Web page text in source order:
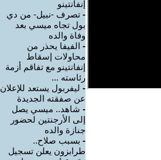
إنفانتينو
- تصرف -نبيل- من دي
بول تجاه ميسي بعد
وفاة والده
- الفيفا يحذر من
محاولات إسقاط
إنفانتينو مع تفاقم أزمة
رئاسته ...
- ليفربول يستعد للإعلان
عن صفقته الجديدة
- شاهد.. ميسي يصل
إلى الأرجنتين لحضور
جنازة والده
- بسبب صلاح..
طرابزون يعلن تسجيل